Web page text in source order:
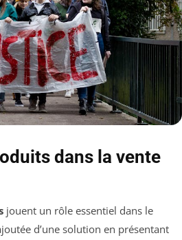
dans la vente
jouent un rôle essentiel dans le
d’une solution en présentant